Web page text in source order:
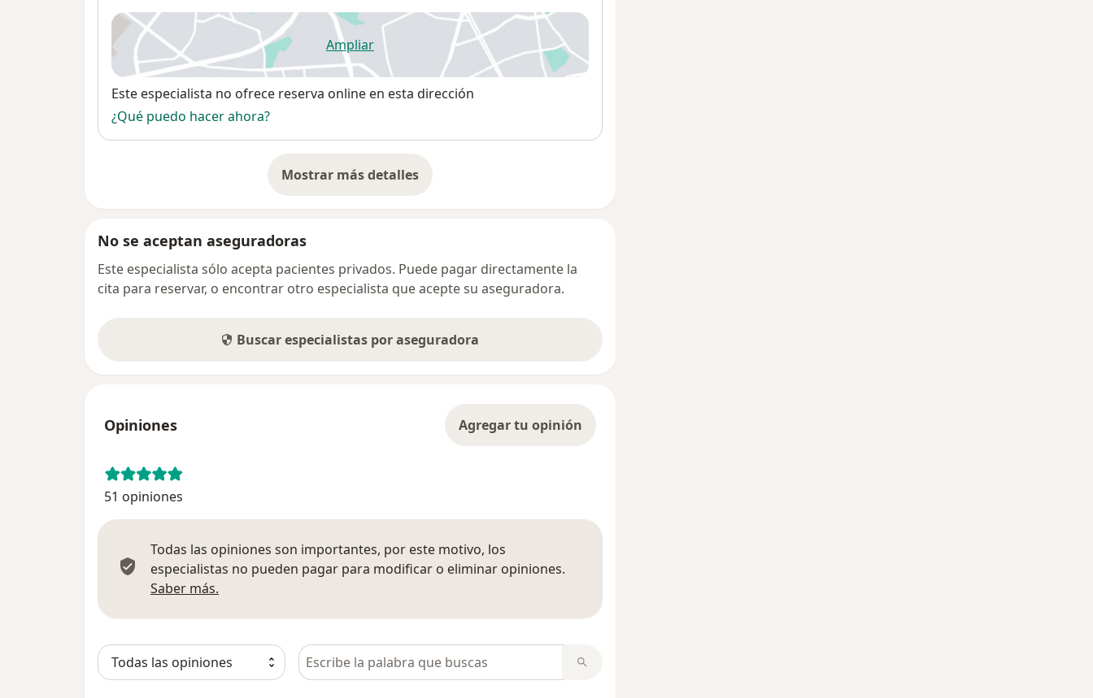
Ampliarse abre en una nueva pestaña
Disponibilidad
Este especialista no ofrece reserva online en esta dirección
¿Qué puedo hacer ahora?
Mostrar más detalles
sobre la dirección
No se aceptan aseguradoras
Este especialista sólo acepta pacientes privados. Puede pagar directamente la
cita para reservar, o encontrar otro especialista que acepte su aseguradora.
Buscar especialistas por aseguradora
Opiniones Agregar tu opinión
51 opiniones
Todas las opiniones son importantes, por este motivo, los
especialistas no pueden pagar para modificar o eliminar opiniones.
Saber más.
Busca en opiniones